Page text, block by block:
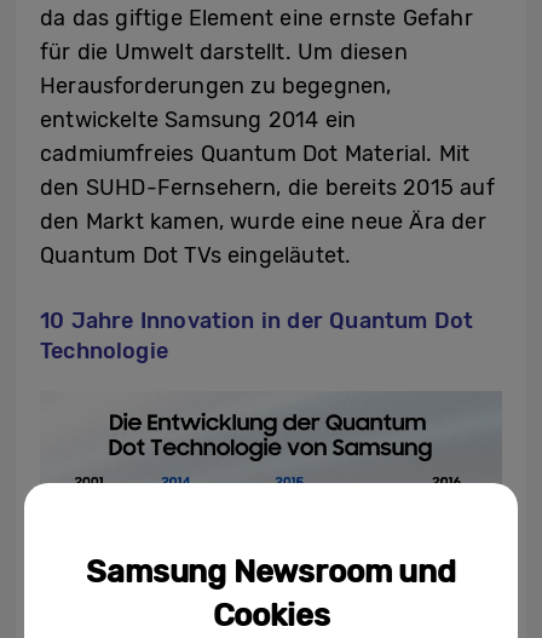
da das giftige Element eine ernste Gefahr
für die Umwelt darstellt. Um diesen
Herausforderungen zu begegnen,
entwickelte Samsung 2014 ein
cadmiumfreies Quantum Dot Material. Mit
den SUHD-Fernsehern, die bereits 2015 auf
den Markt kamen, wurde eine neue Ära der
Quantum Dot TVs eingeläutet.
10 Jahre Innovation in der Quantum Dot
Technologie
Samsung Newsroom und
Cookies